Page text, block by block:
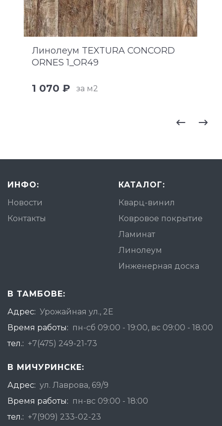
Линолеум TEXTURA CONCORD
ORNES 1_OR49
1 070 ₽ за м2
ИНФО:
Новости
Контакты
КАТАЛОГ:
Кварц-винил
Ковровое покрытие
Ламинат
Линолеум
Инженерная доска
В ТАМБОВЕ:
Адрес: Урожайная ул., 2Е
Время работы: пн-сб 09:00 - 19:00, вс 09:00 - 18:00
тел.: +7(475) 249-21-73
В МИЧУРИНСКЕ:
Адрес: ул. Лаврова, 69/9
Время работы: пн-вс 09:00 - 18:00
тел.: +7(909) 233-02-23